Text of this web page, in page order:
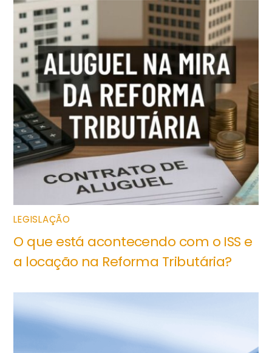
LEGISLAÇÃO
O que está acontecendo com o ISS e
a locação na Reforma Tributária?